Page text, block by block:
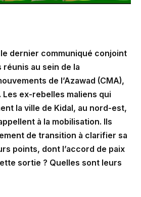
dernier communiqué conjoint
au sein de la
de l’Azawad (CMA),
Les ex-rebelles maliens qui
la ville de Kidal, au nord-est,
à la mobilisation. Ils
de transition à clarifier sa
points, dont l’accord de paix
sortie ? Quelles sont leurs